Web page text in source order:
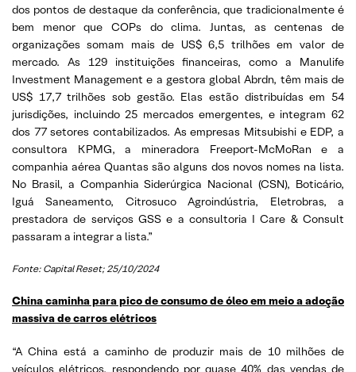
dos pontos de destaque da conferência, que tradicionalmente é
bem menor que COPs do clima. Juntas, as centenas de
organizações somam mais de US$ 6,5 trilhões em valor de
mercado. As 129 instituições financeiras, como a Manulife
Investment Management e a gestora global Abrdn, têm mais de
US$ 17,7 trilhões sob gestão. Elas estão distribuídas em 54
jurisdições, incluindo 25 mercados emergentes, e integram 62
dos 77 setores contabilizados. As empresas Mitsubishi e EDP, a
consultora KPMG, a mineradora Freeport-McMoRan e a
companhia aérea Quantas são alguns dos novos nomes na lista.
No Brasil, a Companhia Siderúrgica Nacional (CSN), Boticário,
Iguá Saneamento, Citrosuco Agroindústria, Eletrobras, a
prestadora de serviços GSS e a consultoria I Care & Consult
passaram a integrar a lista.”
Fonte: Capital Reset; 25/10/2024
China caminha para pico de consumo de óleo em meio a adoção
massiva de carros elétricos
“A China está a caminho de produzir mais de 10 milhões de
veículos elétricos, respondendo por quase 40% das vendas de